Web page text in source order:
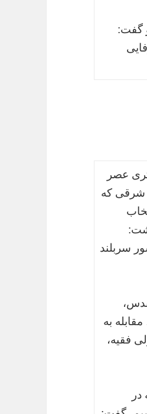
گفت:
عصر
شرقی که
سربلند
به
فقیه،